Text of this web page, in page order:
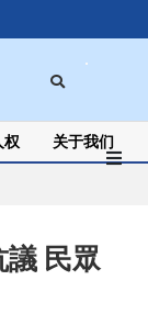
权 关于我们
議 民眾